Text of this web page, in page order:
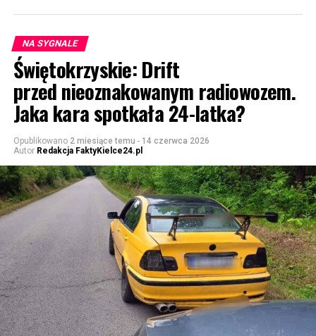
NA SYGNALE
Świętokrzyskie: Drift
przed nieoznakowanym radiowozem.
Jaka kara spotkała 24-latka?
Opublikowano 2 miesiące temu - 14 czerwca 2026
Autor Redakcja FaktyKielce24.pl